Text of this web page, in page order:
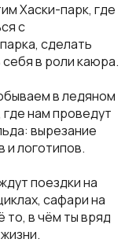
Хаски-парк, где
с
сделать
в роли каюра.
в ледяном
нам проведут
вырезание
и логотипов.
поездки на
сафари на
то, в чём ты вряд